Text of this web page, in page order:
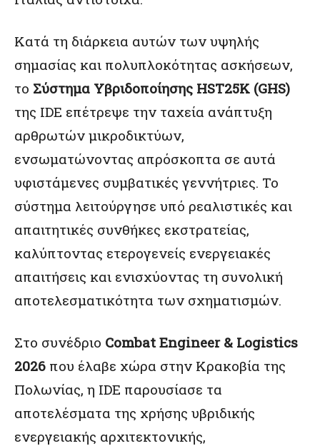
Κατά τη διάρκεια αυτών των υψηλής
σημασίας και πολυπλοκότητας ασκήσεων,
το Σύστημα Υβριδοποίησης HST25K (GHS)
της IDE επέτρεψε την ταχεία ανάπτυξη
αρθρωτών μικροδικτύων,
ενσωματώνοντας απρόσκοπτα σε αυτά
υφιστάμενες συμβατικές γεννήτριες. Το
σύστημα λειτούργησε υπό ρεαλιστικές και
απαιτητικές συνθήκες εκστρατείας,
καλύπτοντας ετερογενείς ενεργειακές
απαιτήσεις και ενισχύοντας τη συνολική
αποτελεσματικότητα των σχηματισμών.
Στο συνέδριο Combat Engineer & Logistics
2026 που έλαβε χώρα στην Κρακοβία της
Πολωνίας, η IDE παρουσίασε τα
αποτελέσματα της χρήσης υβριδικής
ενεργειακής αρχιτεκτονικής,